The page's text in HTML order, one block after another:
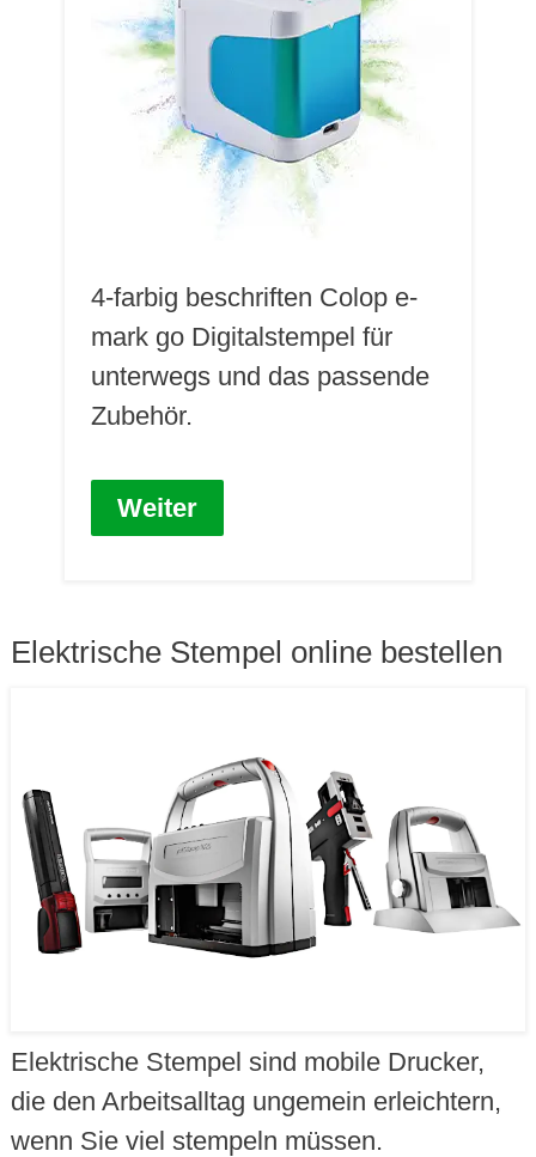
4-farbig beschriften Colop e-
mark go Digitalstempel für
unterwegs und das passende
Zubehör.
Weiter
Elektrische Stempel online bestellen
Elektrische Stempel sind mobile Drucker,
die den Arbeitsalltag ungemein erleichtern,
wenn Sie viel stempeln müssen.